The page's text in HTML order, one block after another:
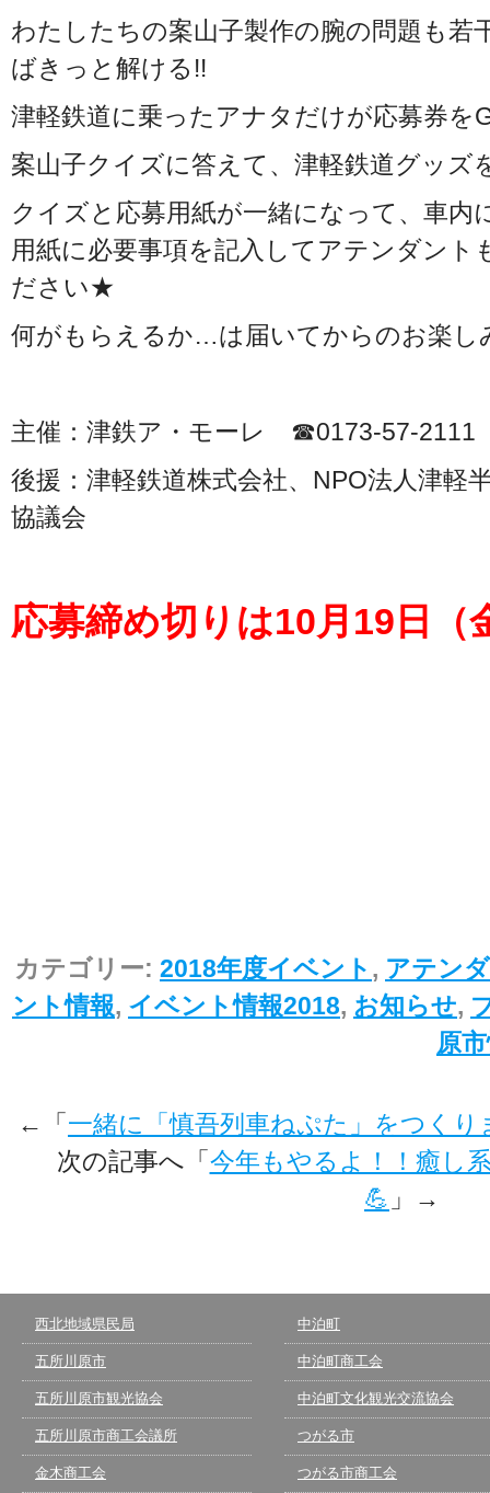
わたしたちの案山子製作の腕の問題も
ばきっと解ける!!
津軽鉄道に乗ったアナタだけが応募券を
案山子クイズに答えて、津軽鉄道グッズ
クイズと応募用紙が一緒になって、車内
用紙に必要事項を記入してアテンダント
ださい★
何がもらえるか…は届いてからのお楽し
主催：津鉄ア・モーレ ☎0173-57-2111
後援：津軽鉄道株式会社、NPO法人津軽
協議会
応募締め切りは10月19日（
カテゴリー: 2018年度イベント , アテン
ント情報, イベント情報2018, お知らせ,
原
←「一緒に「慎吾列車ねぷた」をつくり
次の記事へ「今年もやるよ！！癒し
💪 」→
西北地域県民局
五所川原市
五所川原市観光協会
五所川原市商工会議所
金木商工会
中泊町
中泊町商工会
中泊町文化観光交流協会
つがる市
つがる市商工会